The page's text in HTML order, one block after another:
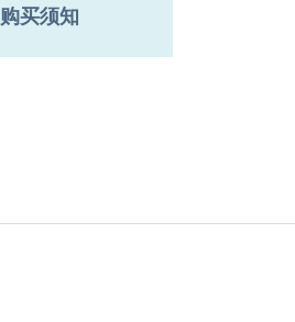
购买须知